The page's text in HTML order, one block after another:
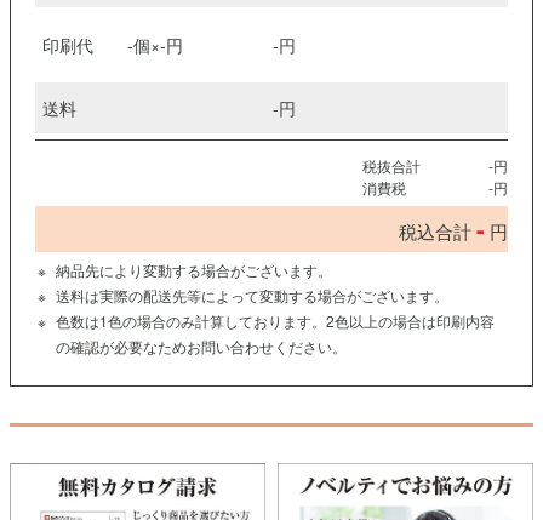
印刷代 -個×-円 -円
送料 -円
税抜合計 -円
消費税
-円
税込合計- 円
納品先により変動する場合がございます。
送料は実際の配送先等によって変動する場合がございます。
色数は1色の場合のみ計算しております。2色以上の場合は印刷内容
の確認が必要なためお問い合わせください。